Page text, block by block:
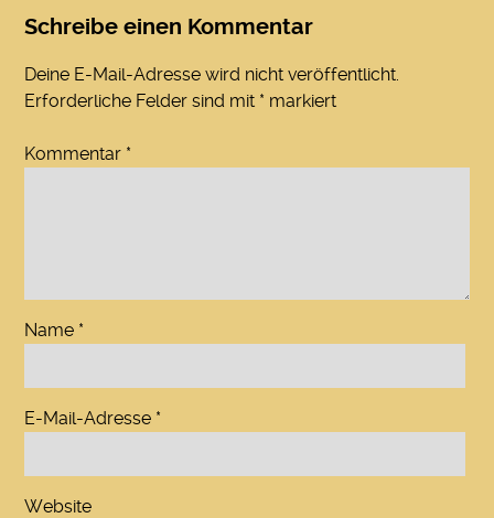
Schreibe einen Kommentar
Deine E-Mail-Adresse wird nicht veröffentlicht.
Erforderliche Felder sind mit * markiert
Kommentar *
Name *
E-Mail-Adresse *
Website